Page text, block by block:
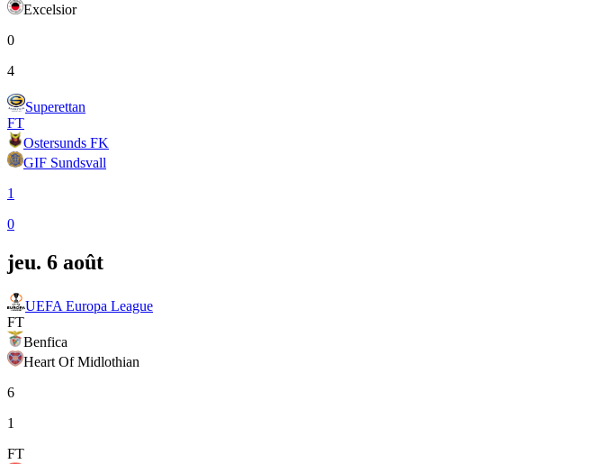
Excelsior
0
4
Superettan
FT
Ostersunds FK
GIF Sundsvall
1
0
jeu. 6 août
UEFA Europa League
FT
Benfica
Heart Of Midlothian
6
1
FT